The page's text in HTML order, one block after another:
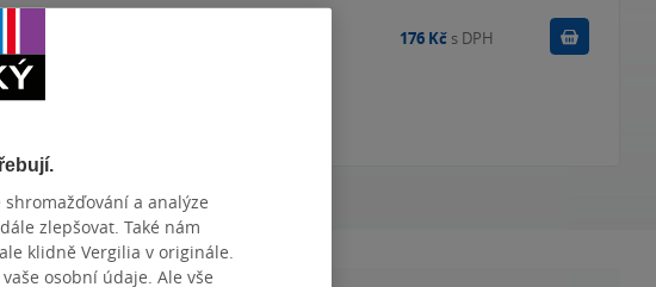
176 Kč s DPH
a analýze
zlepšovat. Také nám
klidně Vergilia v originále.
osobní údaje. Ale vše